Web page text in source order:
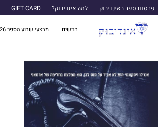
פרסום ספר באינדיבוק למה אינדיבוק? GIFT CARD
חדשים מבצעי שבוע הספר 2026